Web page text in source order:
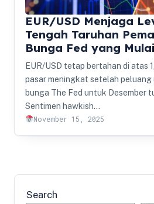
EUR/USD Menjaga
Tengah Taruhan
Bunga Fed yang
EUR/USD tetap bertahan di atas
pasar meningkat setelah peluang
bunga The Fed untuk Desember
Sentimen hawkish…
November 15, 2025
Search